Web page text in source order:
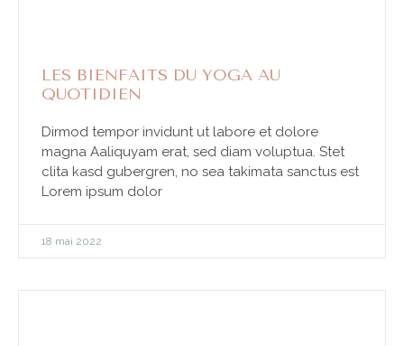
LES BIENFAITS DU YOGA AU
QUOTIDIEN
Dirmod tempor invidunt ut labore et dolore
magna Aaliquyam erat, sed diam voluptua. Stet
clita kasd gubergren, no sea takimata sanctus est
Lorem ipsum dolor
18 mai 2022